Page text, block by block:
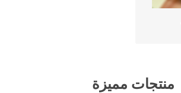
منتجات مميزة